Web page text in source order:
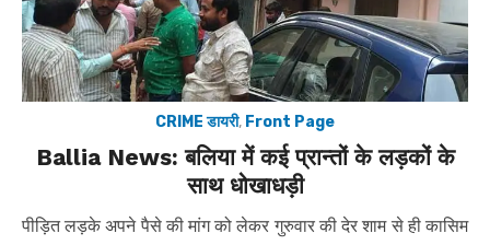
CRIME डायरी, Front Page
Ballia News: बलिया में कई प्रान्तों के लड़कों के
साथ धोखाधड़ी
पीड़ित लड़के अपने पैसे की मांग को लेकर गुरुवार की देर शाम से ही कासिम